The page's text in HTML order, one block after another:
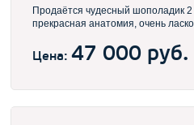
Продаётся чудесный шополадик 2 мес., привит по возрасту,
прекрасная анатомия, очень
другие города - обсуждается
Цена:47 000 руб.